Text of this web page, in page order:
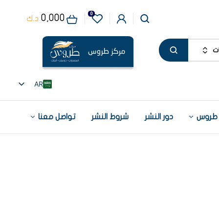
0
0,000 د.ك
AR
EN
طروس دور النشر شروط النشر تواصل معنا